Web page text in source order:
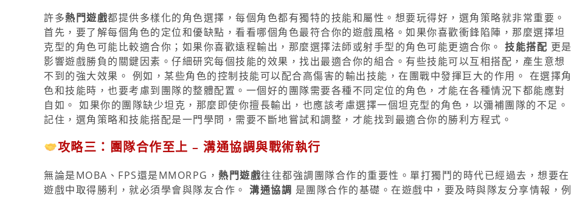
許多熱門遊戲都提供多樣化的角色選擇，每個角色都有獨特的技能和屬性。想要玩得好，選角策略就非常重要。
首先，要了解每個角色的定位和優缺點，看看哪個角色最符合你的遊戲風格。如果你喜歡衝鋒陷陣，那麼選擇坦
克型的角色可能比較適合你；如果你喜歡遠程輸出，那麼選擇法師或射手型的角色可能更適合你。 技能搭配 更是
影響遊戲勝負的關鍵因素。仔細研究每個技能的效果，找出最適合你的組合。有些技能可以互相搭配，產生意想
不到的強大效果。 例如，某些角色的控制技能可以配合高傷害的輸出技能，在團戰中發揮巨大的作用。 在選擇角
色和技能時，也要考慮到團隊的整體配置。一個好的團隊需要各種不同定位的角色，才能在各種情況下都能應對
自如。 如果你的團隊缺少坦克，那麼即使你擅長輸出，也應該考慮選擇一個坦克型的角色，以彌補團隊的不足。
記住，選角策略和技能搭配是一門學問，需要不斷地嘗試和調整，才能找到最適合你的勝利方程式。
攻略三：團隊合作至上 – 溝通協調與戰術執行
無論是MOBA、FPS還是MMORPG， 熱門遊戲往往都強調團隊合作的重要性。單打獨鬥的時代已經過去，想要在
遊戲中取得勝利，就必須學會與隊友合作。 溝通協調 是團隊合作的基礎。在遊戲中，要及時與隊友分享情報，例